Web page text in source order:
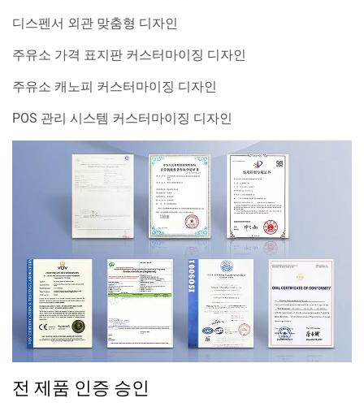
디스펜서 외관 맞춤형 디자인
주유소 가격 표지판 커스터마이징 디자인
주유소 캐노피 커스터마이징 디자인
POS 관리 시스템 커스터마이징 디자인
전 제품 인증 승인